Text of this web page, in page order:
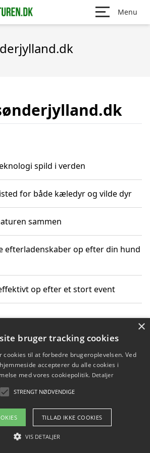
Menu
spild i verden
for både kæledyr og vilde dyr
sammen
efterladenskaber op efter din hund
op efter et stort event
2026 - Pilanto Aps
Blog Betingelser
×
bruger tracking cookies
cookies til at forbedre brugeroplevelsen. Ved
accepterer du alle cookies i
med vores cookiepolitik. Detaljer
STRENGT NØDVENDIGE
TILLAD IKKE COOKIES
VIS DETALJER